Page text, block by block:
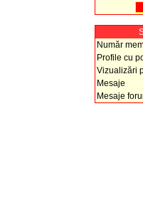
Număr
Profile cu
Vizualizări
Mesaje
Mesaje